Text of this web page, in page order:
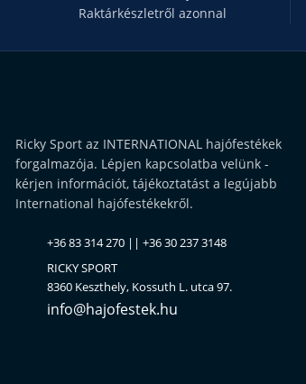
Raktárkészletről azonnal
Ricky Sport az INTERNATIONAL hajófestékek
forgalmazója. Lépjen kapcsolatba velünk -
kérjen információt, tájékoztatást a legújabb
International hajófestékekről.
+36 83 314 270 || +36 30 237 3148
RICKY SPORT
8360 Keszthely, Kossuth L. utca 97.
info@hajofestek.hu